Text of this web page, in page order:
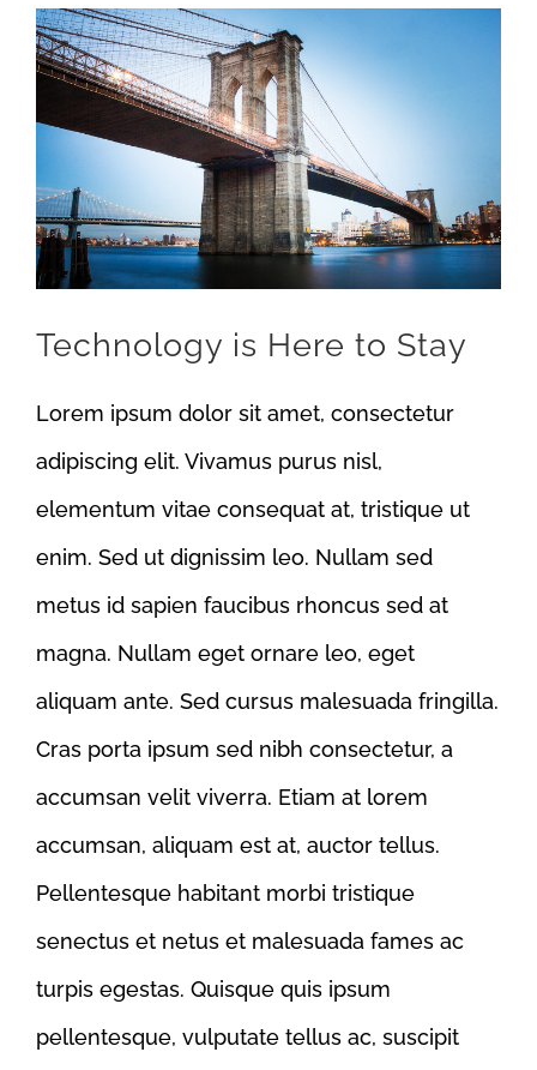
View
Larger
Image
Technology is Here to Stay
Lorem ipsum dolor sit amet, consectetur
adipiscing elit. Vivamus purus nisl,
elementum vitae consequat at, tristique ut
enim. Sed ut dignissim leo. Nullam sed
metus id sapien faucibus rhoncus sed at
magna. Nullam eget ornare leo, eget
aliquam ante. Sed cursus malesuada fringilla.
Cras porta ipsum sed nibh consectetur, a
accumsan velit viverra. Etiam at lorem
accumsan, aliquam est at, auctor tellus.
Pellentesque habitant morbi tristique
senectus et netus et malesuada fames ac
turpis egestas. Quisque quis ipsum
pellentesque, vulputate tellus ac, suscipit